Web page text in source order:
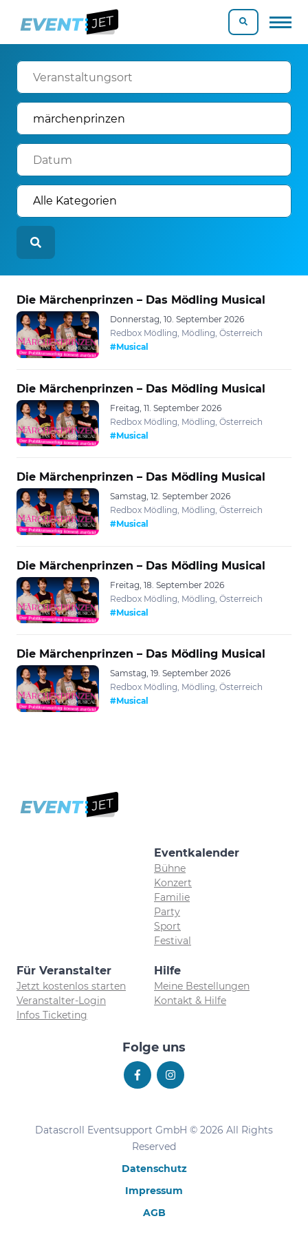
Die Märchenprinzen – Das Mödling Musical
Donnerstag, 10. September 2026
Redbox Mödling, Mödling, Österreich
#Musical
Die Märchenprinzen – Das Mödling Musical
Freitag, 11. September 2026
Redbox Mödling, Mödling, Österreich
#Musical
Die Märchenprinzen – Das Mödling Musical
Samstag, 12. September 2026
Redbox Mödling, Mödling, Österreich
#Musical
Die Märchenprinzen – Das Mödling Musical
Freitag, 18. September 2026
Redbox Mödling, Mödling, Österreich
#Musical
Die Märchenprinzen – Das Mödling Musical
Samstag, 19. September 2026
Redbox Mödling, Mödling, Österreich
#Musical
Eventkalender
Bühne
Konzert
Familie
Party
Sport
Festival
Für Veranstalter
Jetzt kostenlos starten
Veranstalter-Login
Infos Ticketing
Hilfe
Meine Bestellungen
Kontakt & Hilfe
Folge uns
Datascroll Eventsupport GmbH © 2026 All Rights
Reserved
Datenschutz
Impressum
AGB